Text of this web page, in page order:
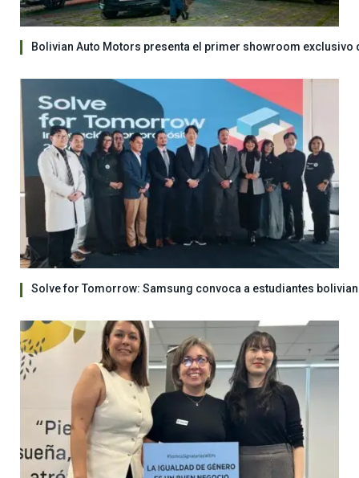
Bolivian Auto Motors presenta el primer showroom
Solve for Tomorrow: Samsung convoca a estudiantes